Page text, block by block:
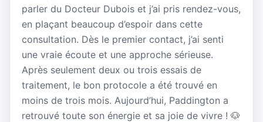
parler du Docteur Dubois et j’ai pris rendez-vous,
en plaçant beaucoup d’espoir dans cette
consultation. Dès le premier contact, j’ai senti
une vraie écoute et une approche sérieuse.
Après seulement deux ou trois essais de
traitement, le bon protocole a été trouvé en
moins de trois mois. Aujourd’hui, Paddington a
retrouvé toute son énergie et sa joie de vivre ! 🐶